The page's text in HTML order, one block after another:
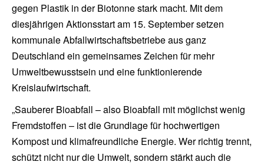
gegen Plastik in der Biotonne stark macht. Mit dem
diesjährigen Aktionsstart am 15. September setzen
kommunale Abfallwirtschaftsbetriebe aus ganz
Deutschland ein gemeinsames Zeichen für mehr
Umweltbewusstsein und eine funktionierende
Kreislaufwirtschaft.
„Sauberer Bioabfall – also Bioabfall mit möglichst wenig
Fremdstoffen – ist die Grundlage für hochwertigen
Kompost und klimafreundliche Energie. Wer richtig trennt,
schützt nicht nur die Umwelt, sondern stärkt auch die